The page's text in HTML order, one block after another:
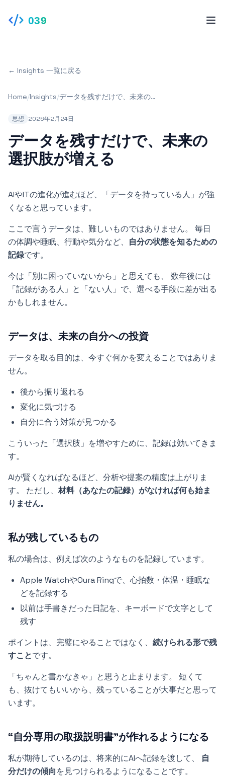
039
← Insights 一覧に戻る
Home/Insights/データを残すだけで、未来の選
思想 2026年2月24日
データを残すだけで、未来の
選択肢が増える
AIやITの進化が進むほど、「データを持っている人」が強
くなると思っています。
ここで言うデータは、難しいものではありません。 毎日
の体調や睡眠、行動や気分など、 自分の状態を知るための
記録です。
今は「別に困っていないから」と思えても、 数年後には
「記録がある人」と「ない人」で、選べる手段に差が出る
かもしれません。
データは、未来の自分への投資
データを取る目的は、今すぐ何かを変えることではありま
せん。
後から振り返れる
変化に気づける
自分に合う対策が見つかる
こういった「選択肢」を増やすために、記録は効いてきま
す。
AIが賢くなればなるほど、分析や提案の精度は上がりま
す。 ただし、 材料（あなたの記録）がなければ何も始ま
りません。
私が残しているもの
私の場合は、例えば次のようなものを記録しています。
Apple WatchやOura Ringで、心拍数・体温・睡眠な
どを記録する
以前は手書きだった日記を、キーボードで文字として
残す
ポイントは、完璧にやることではなく、 続けられる形で残
すことです。
「ちゃんと書かなきゃ」と思うと止まります。 短くて
も、抜けてもいいから、残っていることが大事だと思って
います。
“自分専用の取扱説明書”が作れるようになる
私が期待しているのは、将来的にAIへ記録を渡して、 自
分だけの傾向を見つけられるようになることです。